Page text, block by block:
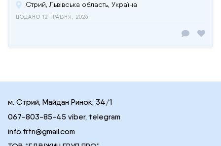
Стрий, Львівська область, Україна
ДОДАНО 12 ТРАВНЯ, 2026
м. Стрий, Майдан Ринок, 34/1
067-803-85-45 viber, telegram
info.frtn@gmail.com